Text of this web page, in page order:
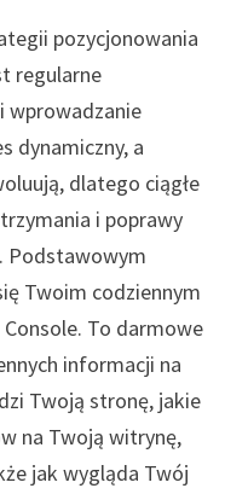
pozycjonowania
regularne
wprowadzanie
dynamiczny, a
dlatego ciągłe
i poprawy
Podstawowym
Twoim codziennym
To darmowe
informacji na
Twoją stronę, jakie
na Twoją witrynę,
jak wygląda Twój